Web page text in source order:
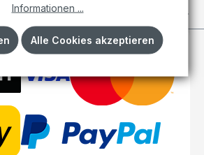
Informationen ...
Alle Cookies akzeptieren